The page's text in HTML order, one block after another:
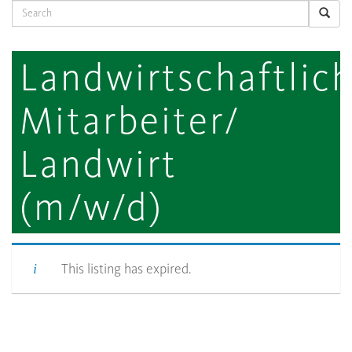
Search
Mitarbeiter/
Landwirt
(m/w/d)
This listing has expired.